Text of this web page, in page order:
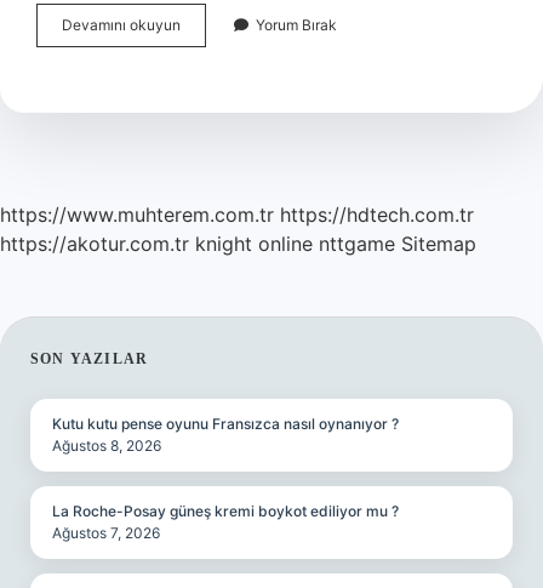
Devamını okuyun
Çapkın
Denir
Yorum Bırak
https://www.muhterem.com.tr https://hdtech.com.tr
https://akotur.com.tr knight online nttgame Sitemap
SIDEBAR
SON YAZILAR
Kutu kutu pense oyunu Fransızca nasıl oynanıyor ?
Ağustos 8, 2026
La Roche-Posay güneş kremi boykot ediliyor mu ?
Ağustos 7, 2026